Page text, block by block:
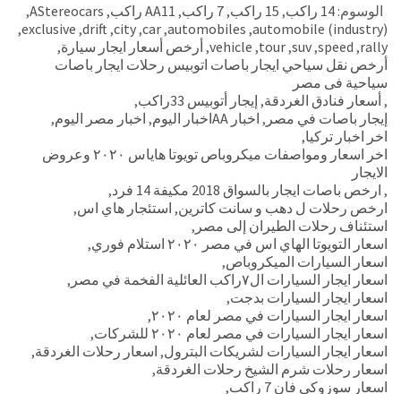
الوسوم: 14 راكب , 15 راكب ,7 راكب , AA11 راكب ,
AStereocars
,
automobile (industry)
,
automobiles
,
car
,
city
,
drift
,
exclusive
,
rally
,
speed
,
suv
,
tour
,
vehicle
,أرخص أسعار ايجار سيارة,
أرخص نقل سياحي ايجار باصات اتوبيس رحلات ايجار باصات
سياحية فى مصر
,أسعار فنادق الغردقة, إيجار أتوبيس 33راكب
,
إيجار باصات في مصر , اخبار AAاخبار اليوم , اخبار مصر اليوم,
اخر اخبار تركيا,
اخر اسعار ومواصفات ميكروباص تويوتا هاياس ٢٠٢٠ وعروض
الايجار
, ارخص باصات ايجار بالسواق 2018 مكيفة 14 فرد
,
ارخص رحلات ل دهب و سانت كاترين, استئجار هاي اس,
استئناف رحلات الطيران إلى مصر ,
اسعار التويوتا الهاي اس في مصر ٢٠٢٠ استلام فوري
,
اسعار السيارات الميكروباص,
اسعار ايجار السيارات ال٧راكب العائلية الفخمة في مصر
,
اسعار ايجار السيارات بدجت,
اسعار ايجار السيارات في مصر لعام ٢٠٢٠
,
اسعار ايجار السيارات في مصر لعام ٢٠٢٠ للشركات
,
اسعار ايجار السيارات لشريكات البترول, اسعار رحلات الغردقة,
اسعار رحلات شرم الشيخ رحلات الغردقة,
اسعار سوزوكى فان 7 راكب
,